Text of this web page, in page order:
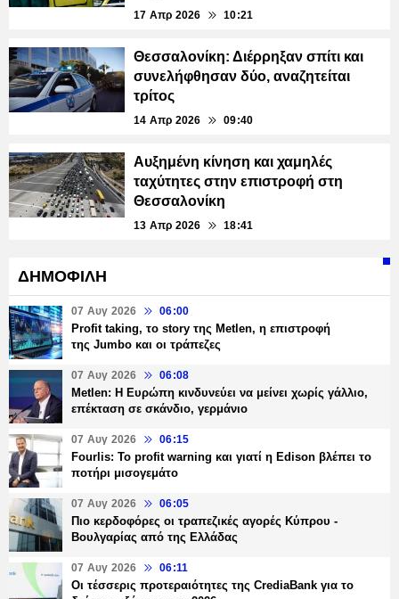
17 Απρ 2026 10:21
Θεσσαλονίκη: Διέρρηξαν σπίτι και
συνελήφθησαν δύο, αναζητείται
τρίτος
14 Απρ 2026 09:40
Αυξημένη κίνηση και χαμηλές
ταχύτητες στην επιστροφή στη
Θεσσαλονίκη
13 Απρ 2026 18:41
ΔΗΜΟΦΙΛΗ
07 Αυγ 2026 06:00
Profit taking, το story της Metlen, η επιστροφή
της Jumbo και οι τράπεζες
07 Αυγ 2026 06:08
Metlen: Η Ευρώπη κινδυνεύει να μείνει χωρίς γάλλιο,
επέκταση σε σκάνδιο, γερμάνιο
07 Αυγ 2026 06:15
Fourlis: Το profit warning και γιατί η Edison βλέπει το
ποτήρι μισογεμάτο
07 Αυγ 2026 06:05
Πιο κερδοφόρες οι τραπεζικές αγορές Κύπρου -
Βουλγαρίας από της Ελλάδας
07 Αυγ 2026 06:11
Οι τέσσερις προτεραιότητες της CrediaBank για το